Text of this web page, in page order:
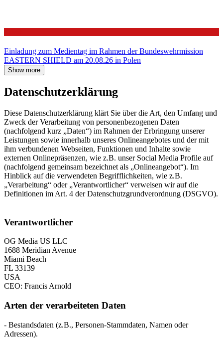
Einladung zum Medientag im Rahmen der Bundeswehrmission
EASTERN SHIELD am 20.08.26 in Polen
Show more
Datenschutzerklärung
Diese Datenschutzerklärung klärt Sie über die Art, den Umfang und
Zweck der Verarbeitung von personenbezogenen Daten
(nachfolgend kurz „Daten“) im Rahmen der Erbringung unserer
Leistungen sowie innerhalb unseres Onlineangebotes und der mit
ihm verbundenen Webseiten, Funktionen und Inhalte sowie
externen Onlinepräsenzen, wie z.B. unser Social Media Profile auf
(nachfolgend gemeinsam bezeichnet als „Onlineangebot“). Im
Hinblick auf die verwendeten Begrifflichkeiten, wie z.B.
„Verarbeitung“ oder „Verantwortlicher“ verweisen wir auf die
Definitionen im Art. 4 der Datenschutzgrundverordnung (DSGVO).
Verantwortlicher
OG Media US LLC
1688 Meridian Avenue
Miami Beach
FL 33139
USA
CEO: Francis Arnold
Arten der verarbeiteten Daten
- Bestandsdaten (z.B., Personen-Stammdaten, Namen oder
Adressen).